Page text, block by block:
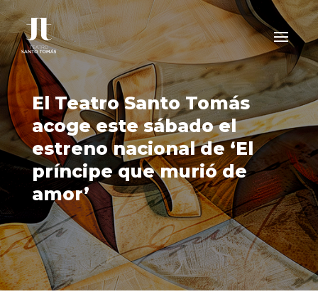
El Teatro Santo Tomás
acoge este sábado el
estreno nacional de ‘El
príncipe que murió de
amor’